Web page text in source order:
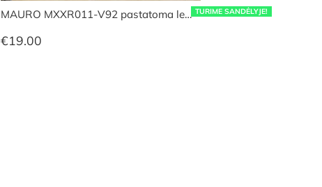
TURIME SANDĖLYJE!
MAURO MXXR011-V92 pastatoma le…
€19.00